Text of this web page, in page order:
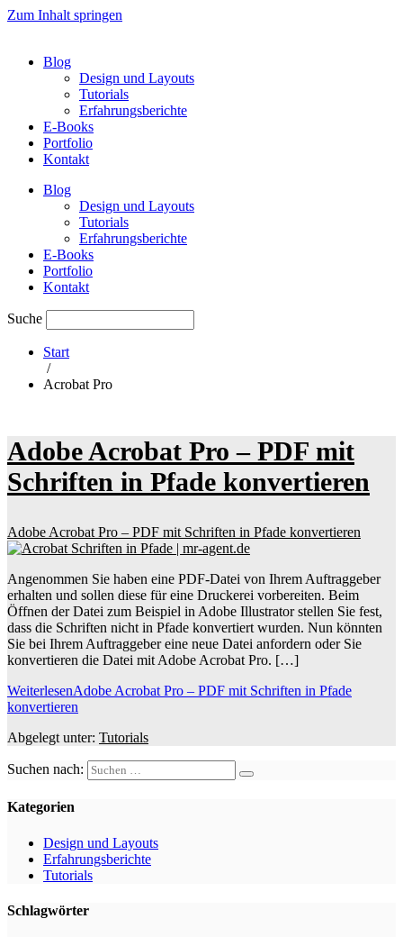
Zum Inhalt springen
Blog
Design und Layouts
Tutorials
Erfahrungsberichte
E-Books
Portfolio
Kontakt
Blog
Design und Layouts
Tutorials
Erfahrungsberichte
E-Books
Portfolio
Kontakt
Suche
Start
/
Acrobat Pro
Adobe Acrobat Pro – PDF mit
Schriften in Pfade konvertieren
Adobe Acrobat Pro – PDF mit Schriften in Pfade konvertieren
Angenommen Sie haben eine PDF-Datei von Ihrem Auftraggeber
erhalten und sollen diese für eine Druckerei vorbereiten. Beim
Öffnen der Datei zum Beispiel in Adobe Illustrator stellen Sie fest,
dass die Schriften nicht in Pfade konvertiert wurden. Nun könnten
Sie bei Ihrem Auftraggeber eine neue Datei anfordern oder Sie
konvertieren die Datei mit Adobe Acrobat Pro. […]
WeiterlesenAdobe Acrobat Pro – PDF mit Schriften in Pfade
konvertieren
Abgelegt unter: Tutorials
Suchen nach:
Kategorien
Design und Layouts
Erfahrungsberichte
Tutorials
Schlagwörter